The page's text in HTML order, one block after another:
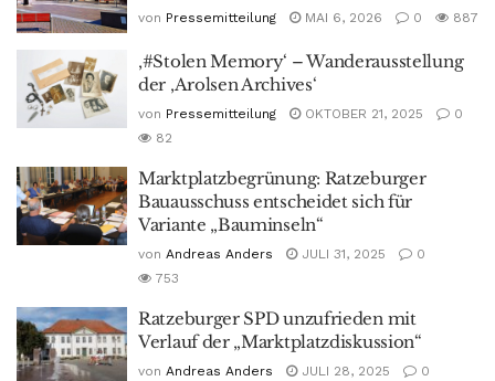
von Pressemitteilung MAI 6, 2026 0 887
‚#Stolen Memory‘ – Wanderausstellung
der ‚Arolsen Archives‘
von Pressemitteilung OKTOBER 21, 2025
0
82
Marktplatzbegrünung: Ratzeburger
Bauausschuss entscheidet sich für
Variante „Bauminseln“
von Andreas Anders JULI 31, 2025
0
753
Ratzeburger SPD unzufrieden mit
Verlauf der „Marktplatzdiskussion“
von Andreas Anders JULI 28, 2025
0